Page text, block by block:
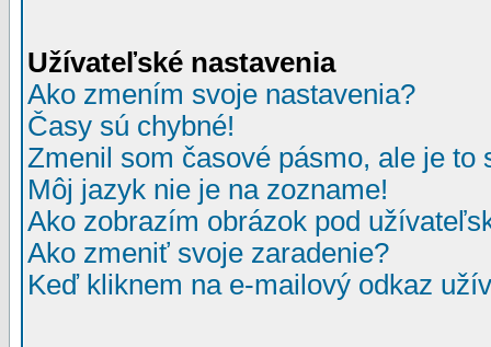
Užívateľské nastavenia
Ako zmením svoje nastavenia?
Časy sú chybné!
Zmenil som časové pásmo, ale je to
Môj jazyk nie je na zozname!
Ako zobrazím obrázok pod
Ako zmeniť svoje zaradenie?
Keď kliknem na e-mailový odkaz